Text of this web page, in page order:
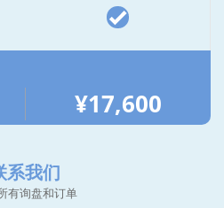
¥17,600
系我们
有询盘和订单